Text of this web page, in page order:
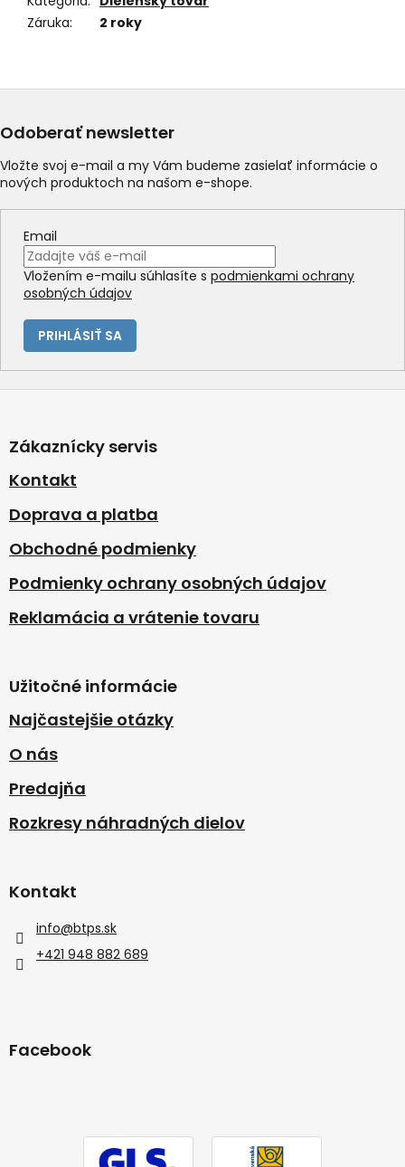
Záruka: 2 roky
Odoberať newsletter
Vložte svoj e-mail a my Vám budeme zasielať informácie o
nových produktoch na našom e-shope.
Email
Vložením e-mailu súhlasíte s podmienkami ochrany
osobných údajov
PRIHLÁSIŤ SA
p
ä
e
Zákaznícky servis
Kontakt
Doprava a platba
Obchodné podmienky
Podmienky ochrany osobných údajov
Reklamácia a vrátenie tovaru
Užitočné informácie
Najčastejšie otázky
O nás
Predajňa
Rozkresy náhradných dielov
Kontakt
info@btps.sk
+421 948 882 689
Facebook